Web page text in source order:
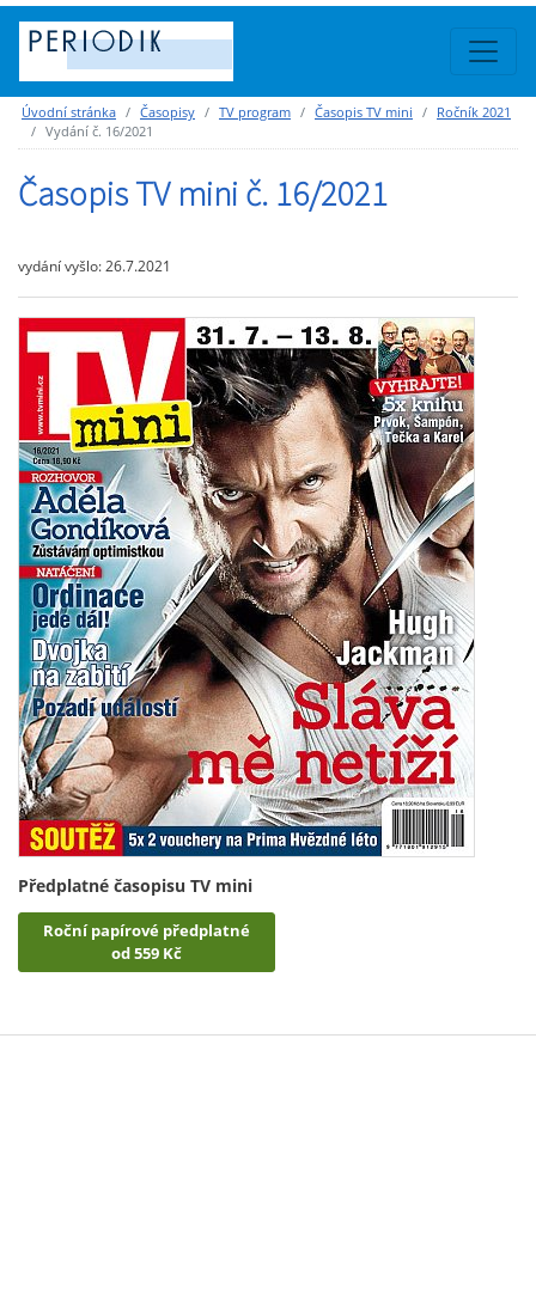
Úvodní stránka Časopisy TV program Časopis TV mini
Ročník 2021
Vydání č. 16/2021
Časopis TV mini č. 16/2021
vydání vyšlo: 26.7.2021
Předplatné časopisu TV mini
Roční papírové předplatné
od 559 Kč